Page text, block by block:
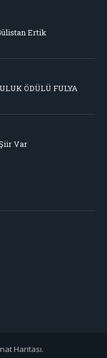
Ertik
ÖDÜLÜ FULYA
Var
Haritası.